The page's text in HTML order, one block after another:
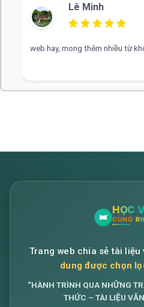
Lê Minh
web hay, mong thêm nhiều từ
Trang web chia sẻ tài liệu
dung được chọn
“HÀNH TRÌNH QUA NHỮNG
THỨC – TÀI LIỆU